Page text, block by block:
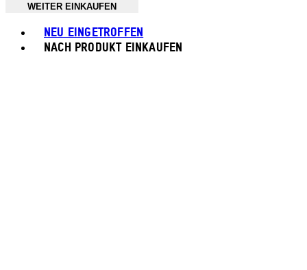
WEITER EINKAUFEN
NEU EINGETROFFEN
NACH PRODUKT EINKAUFEN